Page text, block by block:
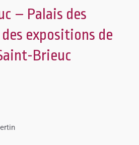
– Palais des
expositions de
Brieuc